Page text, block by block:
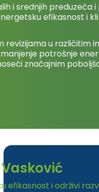
i srednjih preduzeća
efikasnost i
revizijama u različitim
potrošnje
značajnim
efikasnost i održivi